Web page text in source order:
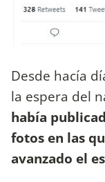
Desde hacía
la espera del
había
fotos en las
avanzado el